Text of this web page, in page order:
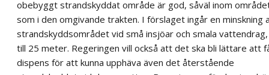
obebyggt strandskyddat område är god, såväl inom
som i den omgivande trakten. I förslaget ingår en minskning
strandskyddsområdet vid små insjöar och smala vattendrag,
till 25 meter. Regeringen vill också att det ska bli lättare att
dispens för att kunna upphäva även det återstående